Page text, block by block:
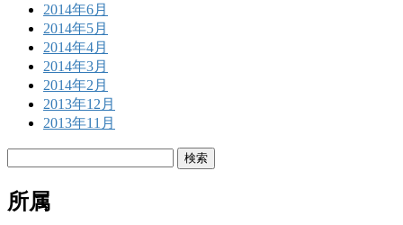
2014年6月
2014年5月
2014年4月
2014年3月
2014年2月
2013年12月
2013年11月
所属